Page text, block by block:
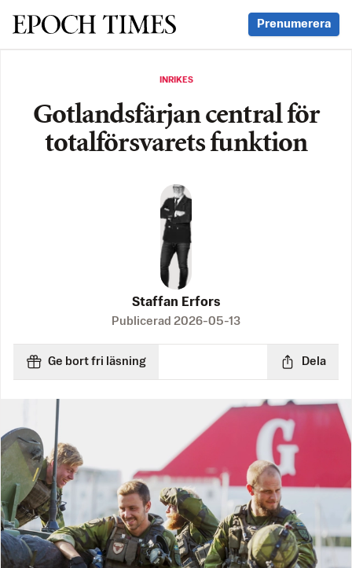
Svenska Epoch Times Prenumerera
INRIKES
Gotlandsfärjan central för
totalförsvarets funktion
Staffan Erfors
Publicerad 2026-05-13
Ge bort fri läsning Dela